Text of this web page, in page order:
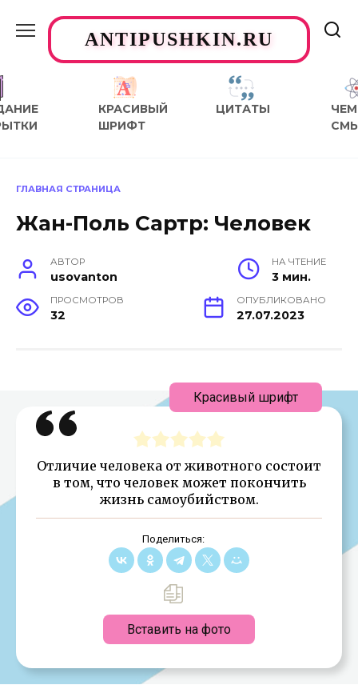
содержаниюANTIPUSHKIN.RU
КРАСИВЫЙ
ШРИФТ
ЦИТАТЫ
ЧЕМ
ГЛАВНАЯ СТРАНИЦА
Жан-Поль Сартр: Человек
АВТОР
usovanton
НА ЧТЕНИЕ
3 мин.
ПРОСМОТРОВ
32
ОПУБЛИКОВАНО
27.07.2023
Отличие человека от животного состоит
в том, что человек может покончить
жизнь самоубийством.
Поделиться:
Вставить на фото
Красивый шрифт